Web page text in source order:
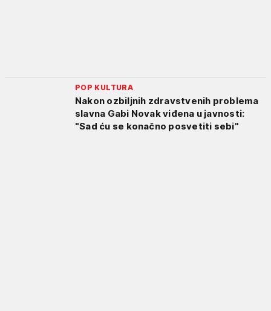
POP KULTURA
Nakon ozbiljnih zdravstvenih problema
slavna Gabi Novak viđena u javnosti:
"Sad ću se konačno posvetiti sebi"